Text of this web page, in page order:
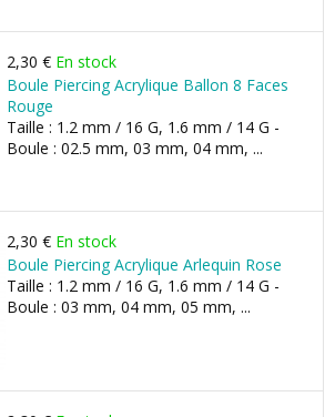
2,30 € En stock
Boule Piercing Acrylique Ballon 8 Faces
Rouge
Taille : 1.2 mm / 16 G, 1.6 mm / 14 G -
Boule : 02.5 mm, 03 mm, 04 mm, ...
2,30 € En stock
Boule Piercing Acrylique Arlequin Rose
Taille : 1.2 mm / 16 G, 1.6 mm / 14 G -
Boule : 03 mm, 04 mm, 05 mm, ...